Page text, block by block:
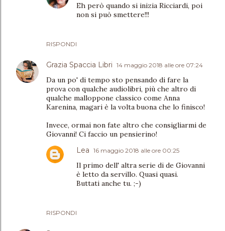
RISPONDI
Eh però quando si inizia Ricciardi, poi
non si può smettere!!!
Grazia Spaccia Libri 14 maggio 2018 alle ore 07:24
Da un po' di tempo sto pensando di fare la
prova con qualche audiolibri, più che altro di
qualche malloppone classico come Anna
Karenina, magari è la volta buona che lo finisco!
Invece, ormai non fate altro che consigliarmi de
Giovanni! Ci faccio un pensierino!
RISPONDI
Lea 16 maggio 2018 alle ore 00:25
Il primo dell' altra serie di de Giovanni
è letto da servillo. Quasi quasi.
Buttati anche tu. ;-)